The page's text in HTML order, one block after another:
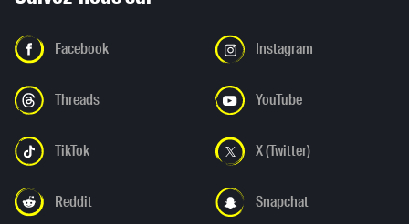
Facebook Instagram
Threads YouTube
TikTok X (Twitter)
Reddit Snapchat